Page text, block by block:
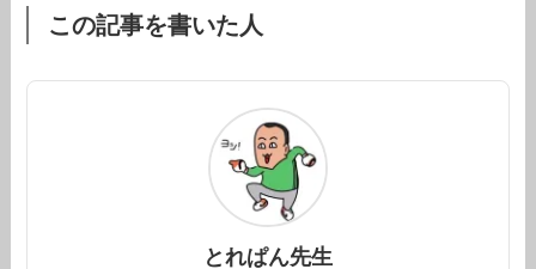
この記事を書いた人
とれぱん先生